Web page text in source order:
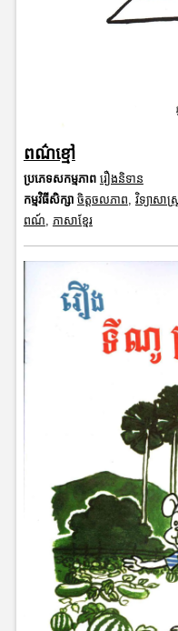
ពណ៌ខ្មៅ
ប្រភេទសកម្មភាព រឿងនិទាន
កម្មវិធីសិក្សា ចិត្តចលភាព វិទ្យាសាស្រ្
ពណ៍ ភាសាខ្មែរ